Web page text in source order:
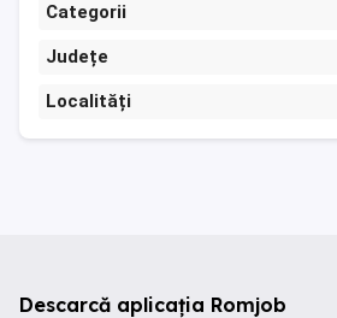
Categorii
Județe
Localități
Descarcă aplicația Romjob